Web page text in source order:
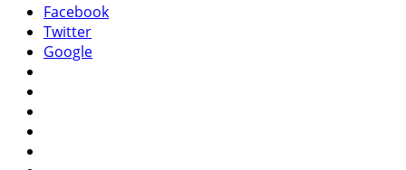
Facebook
Twitter
Google